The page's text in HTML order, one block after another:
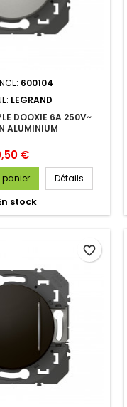
600104
LEGRAND
DOOXIE 6A 250V~
ALUMINIUM
€
panier Détails
stock
favorite_border